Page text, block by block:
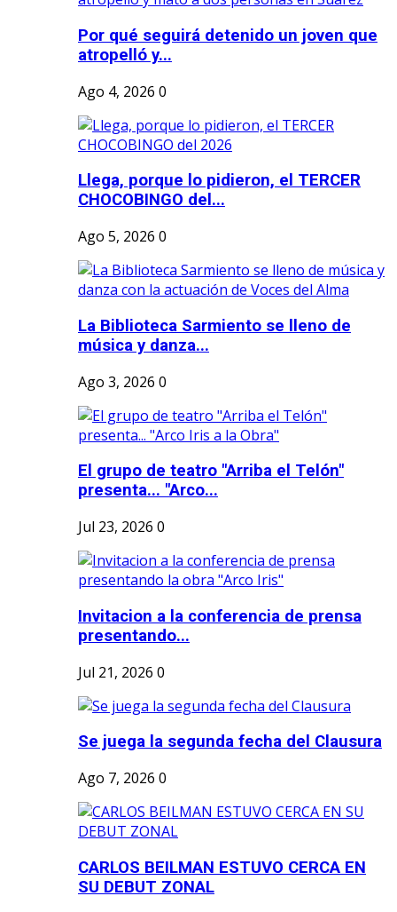
Por qué seguirá detenido un joven que
atropelló y...
Ago 4, 2026 0
Llega, porque lo pidieron, el TERCER
CHOCOBINGO del...
Ago 5, 2026 0
La Biblioteca Sarmiento se lleno de
música y danza...
Ago 3, 2026 0
El grupo de teatro "Arriba el Telón"
presenta... "Arco...
Jul 23, 2026 0
Invitacion a la conferencia de prensa
presentando...
Jul 21, 2026 0
Se juega la segunda fecha del Clausura
Ago 7, 2026 0
CARLOS BEILMAN ESTUVO CERCA EN
SU DEBUT ZONAL